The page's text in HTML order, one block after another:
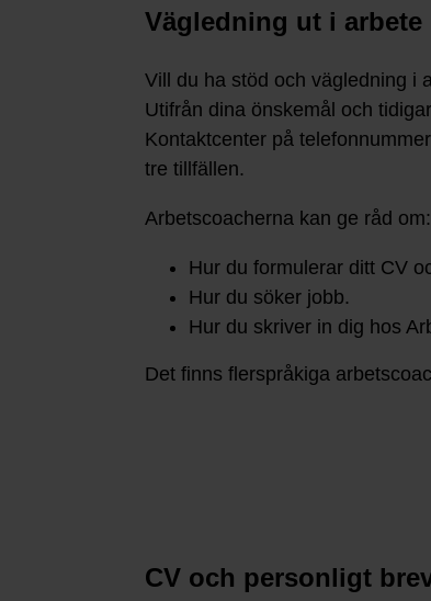
Vägledning ut i arbete
Vill du ha stöd och vägledning i
Utifrån dina önskemål och
Kontaktcenter på
tre tillfällen.
Arbetscoacherna kan ge råd om:
Hur du formulerar ditt CV
Hur du söker jobb.
Hur du skriver in dig hos
Det finns flerspråkiga
CV och personligt